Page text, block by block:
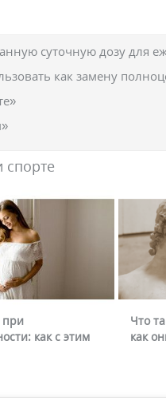
суточную дозу для
как замену
спорте
при
как с этим
Что
как